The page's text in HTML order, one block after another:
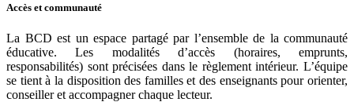
Accès et communauté
La BCD est un espace partagé par l’ensemble de la communauté
éducative. Les modalités d’accès (horaires, emprunts,
responsabilités) sont précisées dans le règlement intérieur. L’équipe
se tient à la disposition des familles et des enseignants pour orienter,
conseiller et accompagner chaque lecteur.